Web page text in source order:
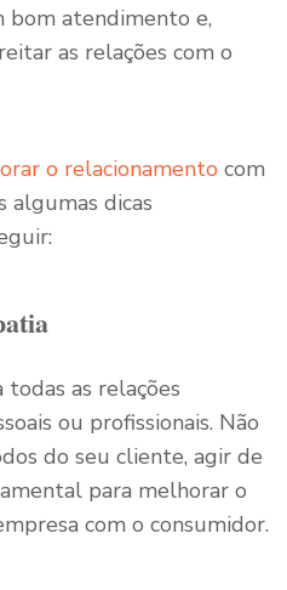
bom atendimento e,
as relações com o
o relacionamento com
algumas dicas
as relações
ou profissionais. Não
do seu cliente, agir de
para melhorar o
com o consumidor.